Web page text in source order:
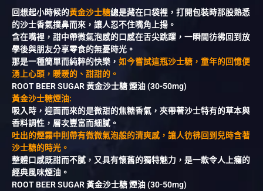
回想起小時候的黃金沙士糖總是藏在口袋裡，打開包裝時那股熟悉
的沙士香氣撲鼻而來，讓人忍不住嘴角上揚。
含在嘴裡，甜中帶微氣泡感的口感在舌尖跳躍，一瞬間彷彿回到放
學後與朋友分享零食的無憂時光。
那是一種簡單而純粹的快樂， 如今嘗試這瓶沙士糖，童年的回憶便
湧上心頭，暖暖的、甜甜的。
ROOT BEER SUGAR 黃金沙士糖 煙油 (30-50mg)
黃金沙士糖煙油:
吸入時，迎面而來的是微甜的焦糖香氣，夾帶著沙士特有的草本與
香料調性，層次豐富而細膩。
吐出的煙霧中則帶有微微氣泡般的清爽感，讓人彷彿回到兒時含著
沙士糖的時光。
整體口感既甜而不膩，又具有懷舊的獨特魅力，是一款令人上癮的
經典風味煙油。
ROOT BEER SUGAR 黃金沙士糖 煙油 (30-50mg)